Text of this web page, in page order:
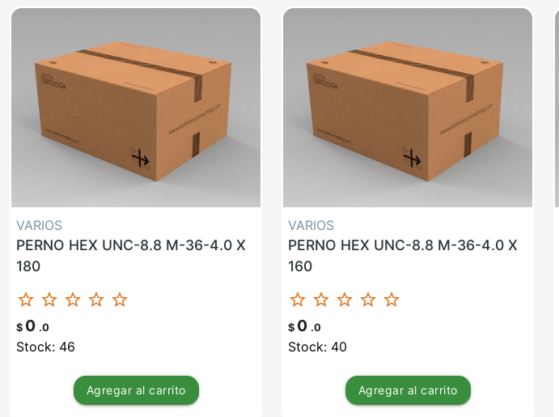
VARIOS
PERNO HEX UNC-8.8 M-36-4.0 X
180
star_border star_border star_border star_border star_border
$ 0 .0
Stock: 46
Agregar al carrito
VARIOS
PERNO HEX UNC-8.8 M-36-4.0 X
160
star_border star_border star_border star_border star_border
$ 0 .0
Stock: 40
Agregar al carrito